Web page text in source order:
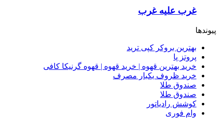
غرب علیه غرب
پیوندها
بهترین بروکر کپی ترید
پروتز پا
خرید بهترین قهوه | خرید قهوه | قهوه گرنیکا کافی
خرید ظروف یکبار مصرف
صندوق طلا
صندوق طلا
کوشش رادیاتور
وام فوری